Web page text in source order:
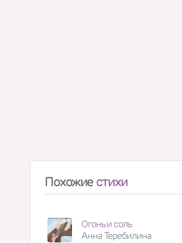
Похожие стихи
Огонь и соль
Анна Теребилина